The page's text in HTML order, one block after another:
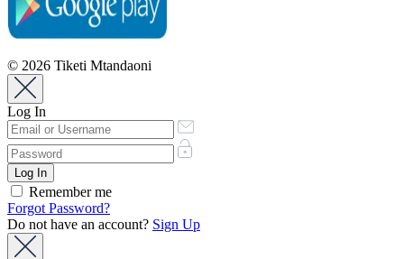
© 2026 Tiketi Mtandaoni
Log In
Remember me
Forgot Password?
Do not have an account? Sign Up